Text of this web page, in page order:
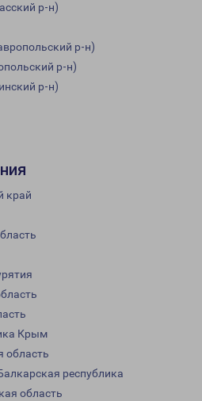
р-н)
р-н)
р-н)
р-н)
край
Крым
область
республика
область